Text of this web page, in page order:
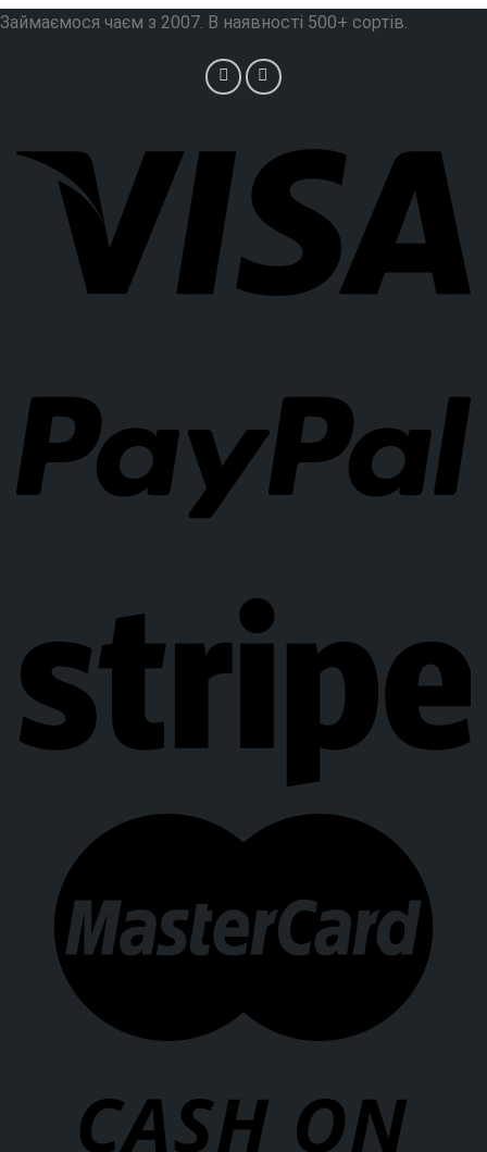
Займаємося чаєм з 2007. В наявності 500+ сортів.